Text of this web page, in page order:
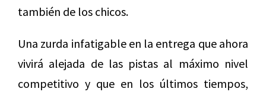
también de los chicos.
Una zurda infatigable en la entrega que ahora
vivirá alejada de las pistas al máximo nivel
competitivo y que en los últimos tiempos,